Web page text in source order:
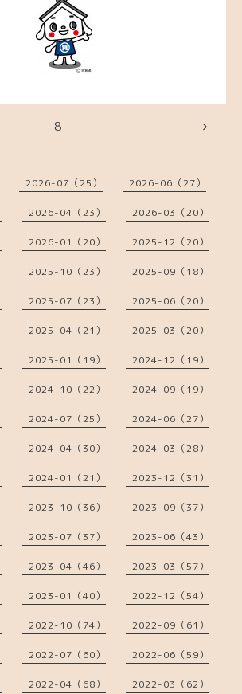
8
2026-07（25） 2026-06（27）
2026-04（23） 2026-03（20）
2026-01（20） 2025-12（20）
2025-10（23） 2025-09（18）
2025-07（23） 2025-06（20）
2025-04（21） 2025-03（20）
2025-01（19） 2024-12（19）
2024-10（22） 2024-09（19）
2024-07（25） 2024-06（27）
2024-04（30） 2024-03（28）
2024-01（21） 2023-12（31）
2023-10（36） 2023-09（37）
2023-07（37） 2023-06（43）
2023-04（46） 2023-03（57）
2023-01（40） 2022-12（54）
2022-10（74） 2022-09（61）
2022-07（60） 2022-06（59）
2022-04（68） 2022-03（62）